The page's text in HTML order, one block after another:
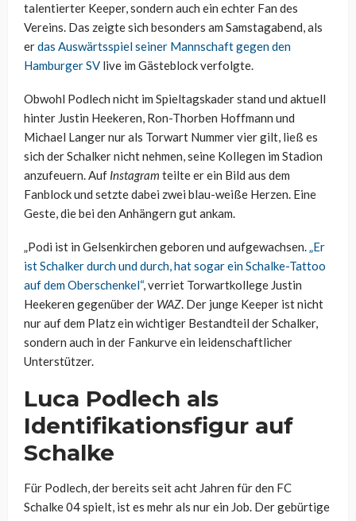
talentierter Keeper, sondern auch ein echter Fan des
Vereins. Das zeigte sich besonders am Samstagabend, als
erdas Auswärtsspiel seiner Mannschaft gegen den
Hamburger SV live im Gästeblock verfolgte.
Obwohl Podlech nicht im Spieltagskader stand und aktuell
hinter Justin Heekeren, Ron-Thorben Hoffmann und
Michael Langer nur als Torwart Nummer vier gilt, ließ es
sich der Schalker nicht nehmen, seine Kollegen im Stadion
anzufeuern. Auf Instagram teilte er ein Bild aus dem
Fanblock und setzte dabei zwei blau-weiße Herzen. Eine
Geste, die bei den Anhängern gut ankam.
„Podi ist in Gelsenkirchen geboren und aufgewachsen.„Er
ist Schalker durch und durch, hat sogar ein Schalke-Tattoo
auf dem Oberschenkel“, verriet Torwartkollege Justin
Heekeren gegenüber der WAZ. Der junge Keeper ist nicht
nur auf dem Platz ein wichtiger Bestandteil der Schalker,
sondern auch in der Fankurve ein leidenschaftlicher
Unterstützer.
Luca Podlech als
Identifikationsfigur auf
Schalke
Für Podlech, der bereits seit acht Jahren für den FC
Schalke 04 spielt, ist es mehr als nur ein Job. Der gebürtige